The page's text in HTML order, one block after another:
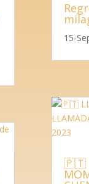
15-
🇵🇹